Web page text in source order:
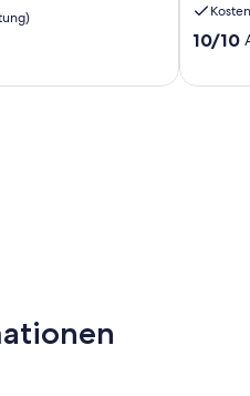
Glück"
für
eine
10.0
10/10